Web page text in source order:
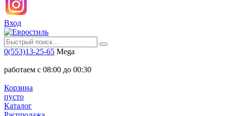
Вход
0(553)13-25-65 Mega
работаем с 08:00 до 00:30
Корзина
пусто
Каталог